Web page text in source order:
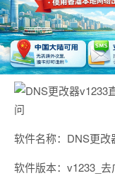
软件名称：DNS更改
软件版本：v1233_